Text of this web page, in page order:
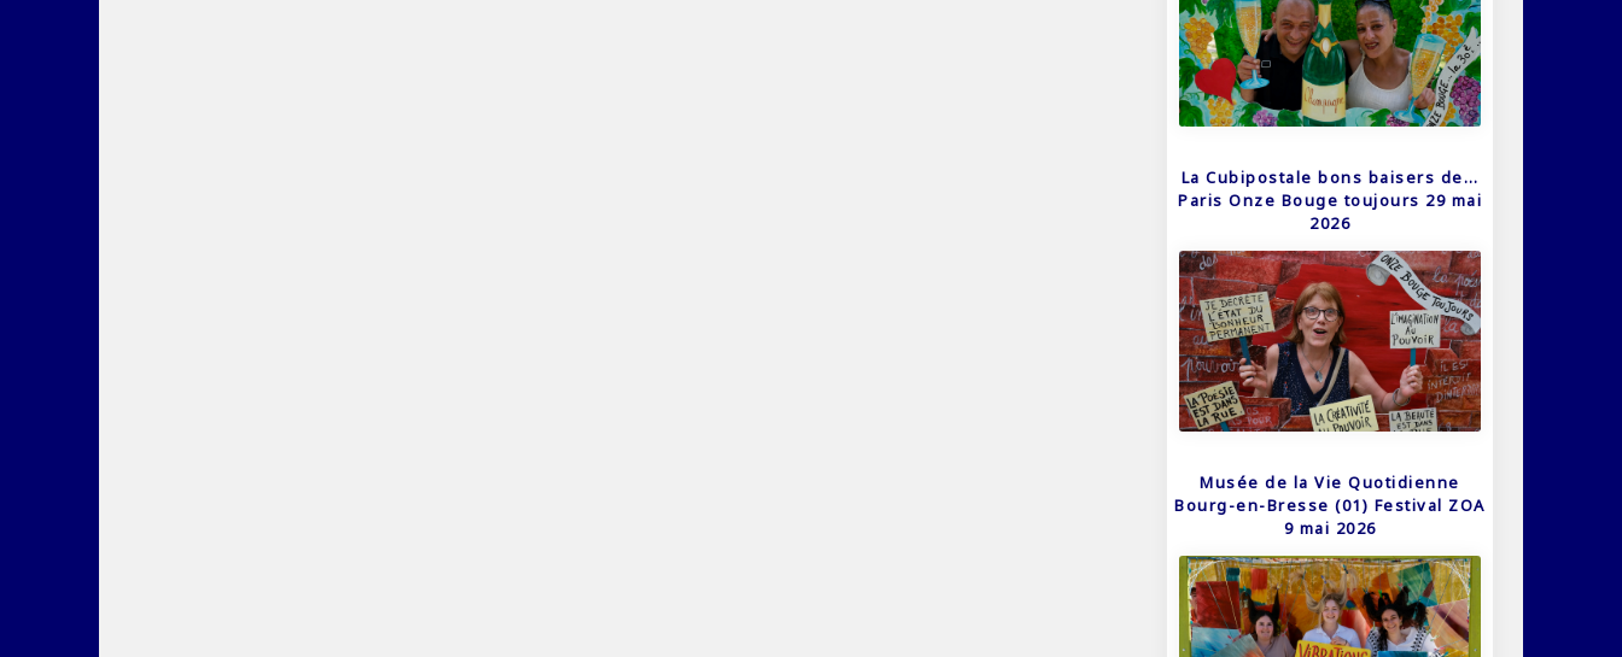
La Cubipostale bons baisers de…
Paris Onze Bouge toujours 29 mai
2026
Musée de la Vie Quotidienne
Bourg-en-Bresse (01) Festival ZOA
9 mai 2026